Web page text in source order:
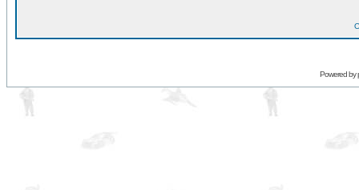
Powered by